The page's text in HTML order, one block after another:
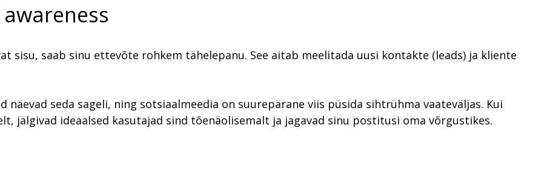
sisu, saab sinu ettevõte rohkem tähelepanu. See aitab meelitada uusi kontakte (leads) ja kliente
seda sageli, ning sotsiaalmeedia on suurepärane viis püsida sihtrühma vaateväljas. Kui
jälgivad ideaalsed kasutajad sind tõenäolisemalt ja jagavad sinu postitusi oma võrgustikes.